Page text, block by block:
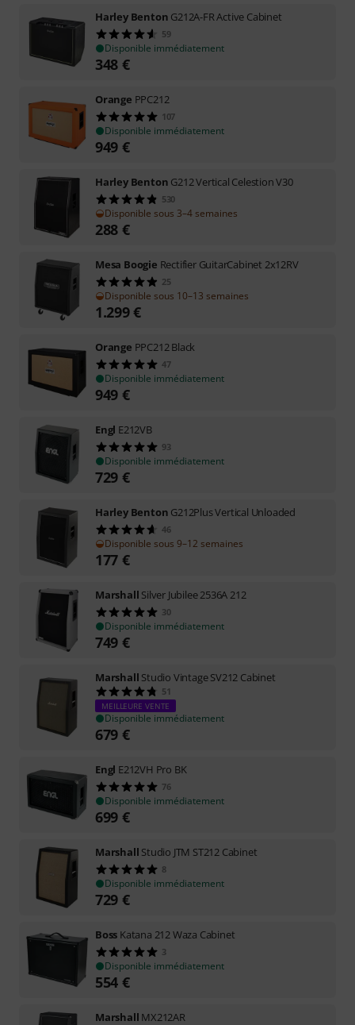
Harley Benton G212A-FR Active Cabinet
59
Disponible immédiatement
348 €
Orange PPC212
107
Disponible immédiatement
949 €
Harley Benton G212 Vertical Celestion V30
530
Disponible sous 3–4 semaines
288 €
Mesa Boogie Rectifier GuitarCabinet 2x12RV
25
Disponible sous 10–13 semaines
1.299€
Orange PPC212 Black
47
Disponible immédiatement
949 €
Engl E212VB
93
Disponible immédiatement
729 €
Harley Benton G212Plus Vertical Unloaded
46
Disponible sous 9–12 semaines
177 €
Marshall Silver Jubilee 2536A 212
30
Disponible immédiatement
749 €
Marshall Studio Vintage SV212 Cabinet
51
MEILLEURE VENTE
Disponible immédiatement
679 €
Engl E212VH Pro BK
76
Disponible immédiatement
699 €
Marshall Studio JTM ST212 Cabinet
8
Disponible immédiatement
729 €
Boss Katana 212 Waza Cabinet
3
Disponible immédiatement
554 €
Marshall MX212AR